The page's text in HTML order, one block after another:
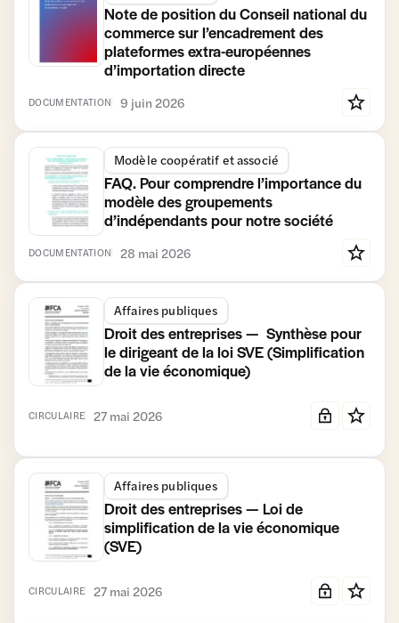
Note de position du Conseil national du
commerce sur l’encadrement des
plateformes extra-européennes
d’importation directe
DOCUMENTATION 9 juin 2026
Modèle coopératif et associé
FAQ. Pour comprendre l’importance du
modèle des groupements
d’indépendants pour notre société
DOCUMENTATION 28 mai 2026
Affaires publiques
Droit des entreprises — Synthèse pour
le dirigeant de la loi SVE (Simplification
de la vie économique)
CIRCULAIRE 27 mai 2026
Affaires publiques
Droit des entreprises — Loi de
simplification de la vie économique
(SVE)
CIRCULAIRE 27 mai 2026